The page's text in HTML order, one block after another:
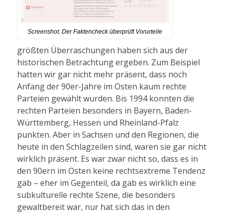
Screenshot: Der Faktencheck überprüft Vorurteile
größten Überraschungen haben sich aus der
historischen Betrachtung ergeben. Zum Beispiel
hatten wir gar nicht mehr präsent, dass noch
Anfang der 90er-Jahre im Osten kaum rechte
Parteien gewählt wurden. Bis 1994 konnten die
rechten Parteien besonders in Bayern, Baden-
Württemberg, Hessen und Rheinland-Pfalz
punkten. Aber in Sachsen und den Regionen, die
heute in den Schlagzeilen sind, waren sie gar nicht
wirklich präsent. Es war zwar nicht so, dass es in
den 90ern im Osten keine rechtsextreme Tendenz
gab – eher im Gegenteil, da gab es wirklich eine
subkulturelle rechte Szene, die besonders
gewaltbereit war, nur hat sich das in den